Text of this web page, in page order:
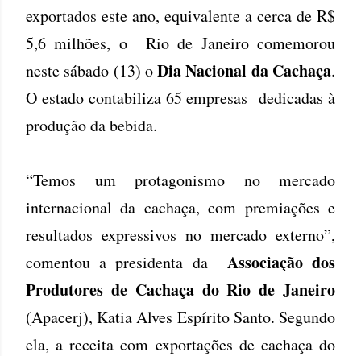
exportados este ano, equivalente a cerca de R$
5,6 milhões, o Rio de Janeiro comemorou
neste sábado (13) oDia Nacional da Cachaça.
O estado contabiliza 65 empresas dedicadas à
produção da bebida.
“Temos um protagonismo no mercado
internacional da cachaça, com premiações e
resultados expressivos no mercado externo”,
comentou a presidenta da Associação dos
Produtores de Cachaça do Rio de Janeiro
(Apacerj), Katia Alves Espírito Santo. Segundo
ela, a receita com exportações de cachaça do